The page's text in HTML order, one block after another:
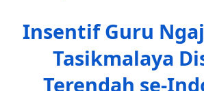
Insentif Guru
Tasikmalaya
Terendah se-